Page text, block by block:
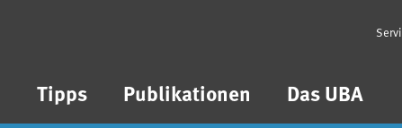
Tipps Publikationen Das UBA